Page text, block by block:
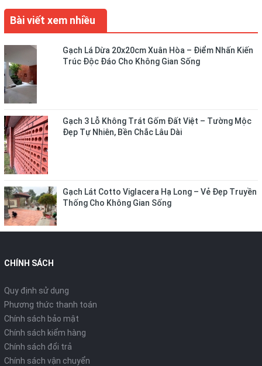
Bài viết xem nhiều
Gạch Lá Dừa 20x20cm Xuân Hòa – Điểm Nhấn Kiến
Trúc Độc Đáo Cho Không Gian Sống
Gạch 3 Lỗ Không Trát Gốm Đất Việt – Tường Mộc
Đẹp Tự Nhiên, Bền Chắc Lâu Dài
Gạch Lát Cotto Viglacera Hạ Long – Vẻ Đẹp Truyền
Thống Cho Không Gian Sống
CHÍNH SÁCH
Quy định sử dụng
Phương thức thanh toán
Chính sách bảo mật
Chính sách kiểm hàng
Chính sách đổi trả
Chính sách vận chuyển